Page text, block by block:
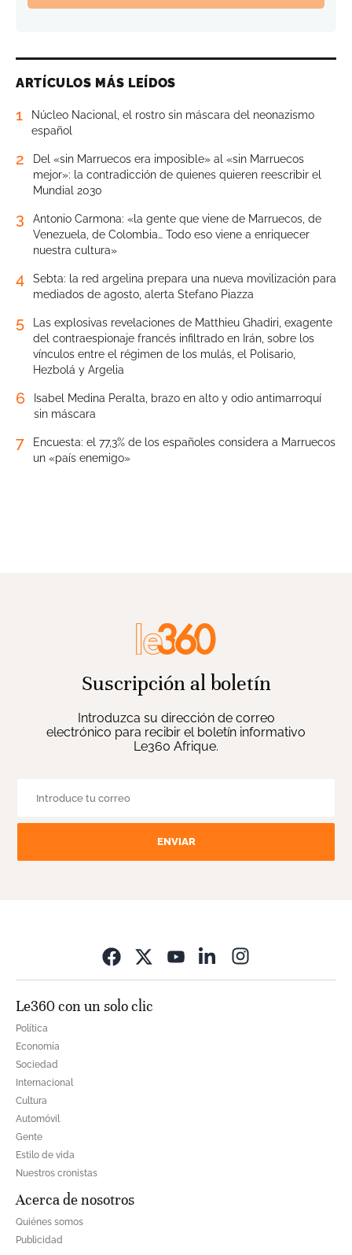
ARTÍCULOS MÁS LEÍDOS
1
Núcleo Nacional, el rostro sin máscara del neonazismo
español
2
Del «sin Marruecos era imposible» al «sin Marruecos
mejor»: la contradicción de quienes quieren reescribir el
Mundial 2030
3
Antonio Carmona: «la gente que viene de Marruecos, de
Venezuela, de Colombia… Todo eso viene a enriquecer
nuestra cultura»
4
Sebta: la red argelina prepara una nueva movilización para
mediados de agosto, alerta Stefano Piazza
5
Las explosivas revelaciones de Matthieu Ghadiri, exagente
del contraespionaje francés infiltrado en Irán, sobre los
vínculos entre el régimen de los mulás, el Polisario,
Hezbolá y Argelia
6
Isabel Medina Peralta, brazo en alto y odio antimarroquí
sin máscara
7
Encuesta: el 77,3% de los españoles considera a Marruecos
un «país enemigo»
Suscripción al boletín
Introduzca su dirección de correo
electrónico para recibir el boletín informativo
Le360 Afrique.
ENVIAR
Le360 con un solo clic
Política
Economía
Sociedad
Internacional
Cultura
Automóvil
Gente
Estilo de vida
Nuestros cronistas
Acerca de nosotros
Quiénes somos
Publicidad